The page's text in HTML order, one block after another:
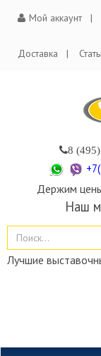
Мой аккаунт
Доставка
8 (495)
Держим
Наш
Лучшие